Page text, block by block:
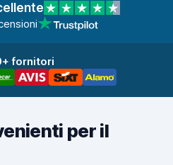
fornitori
per il